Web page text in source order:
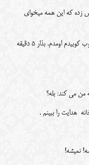
زده که این همه میخوای
– فدات شم من به عشق اون ای همه راه از جنوب کوبیدم اومدم. بذار 5 دقیقه
می کند: بله؟
هدایت را ببینم .
نمیشه!